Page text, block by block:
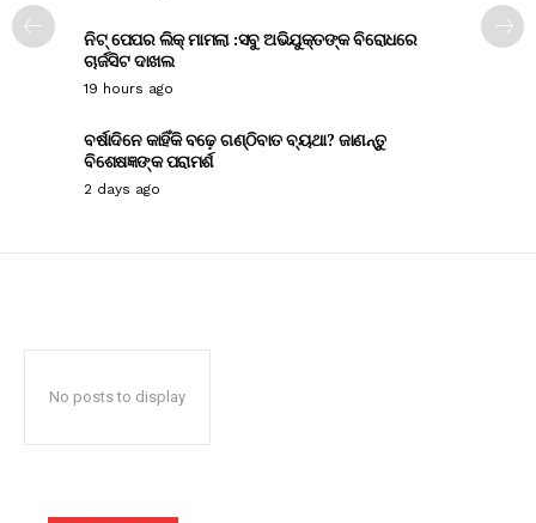
ନିଟ୍ ପେପର ଲିକ୍ ମାମଲା :ସବୁ ଅଭିଯୁକ୍ତଙ୍କ ବିରୋଧରେ
ଚାର୍ଜସିଟ ଦାଖଲ
19 hours ago
ବର୍ଷାଦିନେ କାହିଁକି ବଢ଼େ ଗଣ୍ଠିବାତ ବ୍ୟଥା? ଜାଣନ୍ତୁ
ବିଶେଷଜ୍ଞଙ୍କ ପରାମର୍ଶ
2 days ago
No posts to display